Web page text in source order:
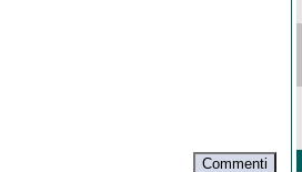
Commenti